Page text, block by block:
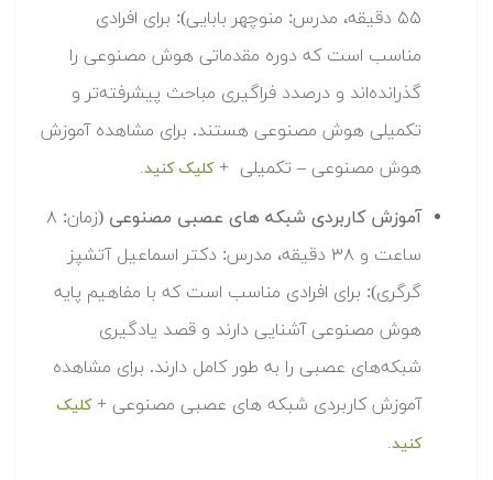
۵۵ دقیقه، مدرس: منوچهر بابایی): برای افرادی
مناسب است که دوره مقدماتی هوش مصنوعی را
گذرانده‌اند و درصدد فراگیری مباحث پیشرفته‌تر و
تکمیلی هوش مصنوعی هستند. برای مشاهده آموزش
هوش مصنوعی – تکمیلی +کلیک کنید.
آموزش کاربردی شبکه های عصبی مصنوعی
(زمان: ۸
ساعت و ۳۸ دقیقه، مدرس: دکتر اسماعیل آتشپز
گرگری): برای افرادی مناسب است که با مفاهیم پایه
هوش مصنوعی آشنایی دارند و قصد یادگیری
شبکه‌های عصبی را به طور کامل دارند. برای مشاهده
آموزش کاربردی شبکه های عصبی مصنوعی +کلیک
کنید.